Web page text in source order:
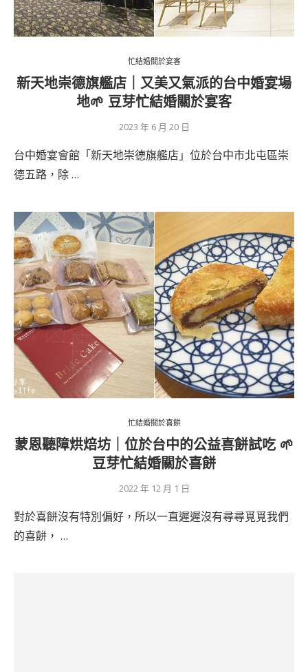
忙結婚關於宴客
新天地崇德旗艦店｜又美又氣派的台中婚宴場
地🌱 豆芽忙結婚關於宴客
2023 年 6 月 20 日
台中婚宴會館「新天地崇德旗艦店」位於台中市北屯區崇
德五路，除 …
忙結婚關於喜餅
蒙恩聽障烘焙坊｜位於台中的公益喜餅試吃 🌱
豆芽忙結婚關於喜餅
2022 年 12 月 1 日
對於喜餅沒有特別偏好，所以一直遲遲沒有尋尋覓覓我們
的喜餅， …